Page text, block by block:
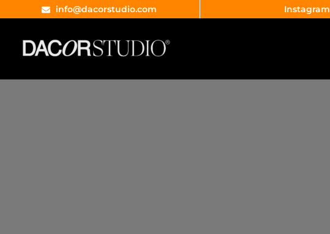
info@dacorstudio.com Instagram